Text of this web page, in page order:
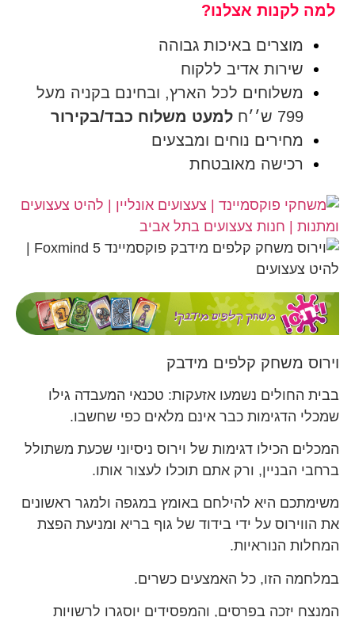
למה לקנות אצלנו?
מוצרים באיכות גבוהה
שירות אדיב ללקוח
משלוחים לכל הארץ, ובחינם בקניה מעל
799 ש׳׳ח
למעט משלוח כבד/בקירור
מחירים נוחים ומבצעים
רכישה מאובטחת
וירוס משחק קלפים מידבק
בבית החולים נשמעו אזעקות: טכנאי המעבדה גילו
שמכלי הדגימות כבר אינם מלאים כפי שחשבו.
המכלים הכילו דגימות של וירוס ניסיוני שכעת משתולל
ברחבי הבניין, ורק אתם תוכלו לעצור אותו.
משימתכם היא להילחם באומץ במגפה ולמגר ראשונים
את הווירוס על ידי בידוד של גוף בריא ומניעת הפצת
המחלות הנוראיות.
במלחמה הזו, כל האמצעים כשרים.
המנצח יזכה בפרסים, והמפסידים יוסגרו לרשויות